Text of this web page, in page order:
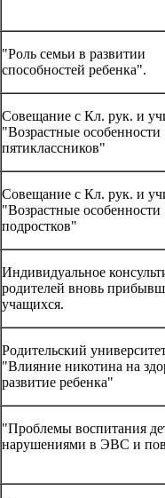
"Роль семьи в развитии
способностей ребенка".
Совещание с Кл. рук. и
"Возрастные особенности
пятиклассников"
Совещание с Кл. рук. и
"Возрастные
подростков"
Индивидуальное
родителей вновь
учащихся.
Родительский
"Влияние никотина на
развитие ребенка"
"Проблемы воспитания
нарушениями в ЭВС и